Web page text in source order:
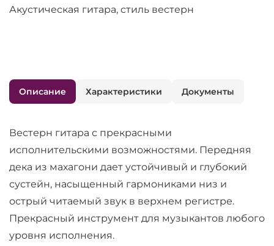
Акустическая гитара, стиль вестерн
Описание Характеристики Документы
Вестерн гитара с прекрасными
исполнительскими возможностями. Передняя
дека из махагони дает устойчивый и глубокий
сустейн, насыщенный гармониками низ и
острый читаемый звук в верхнем регистре.
Прекрасный инструмент для музыкантов любого
уровня исполнения.